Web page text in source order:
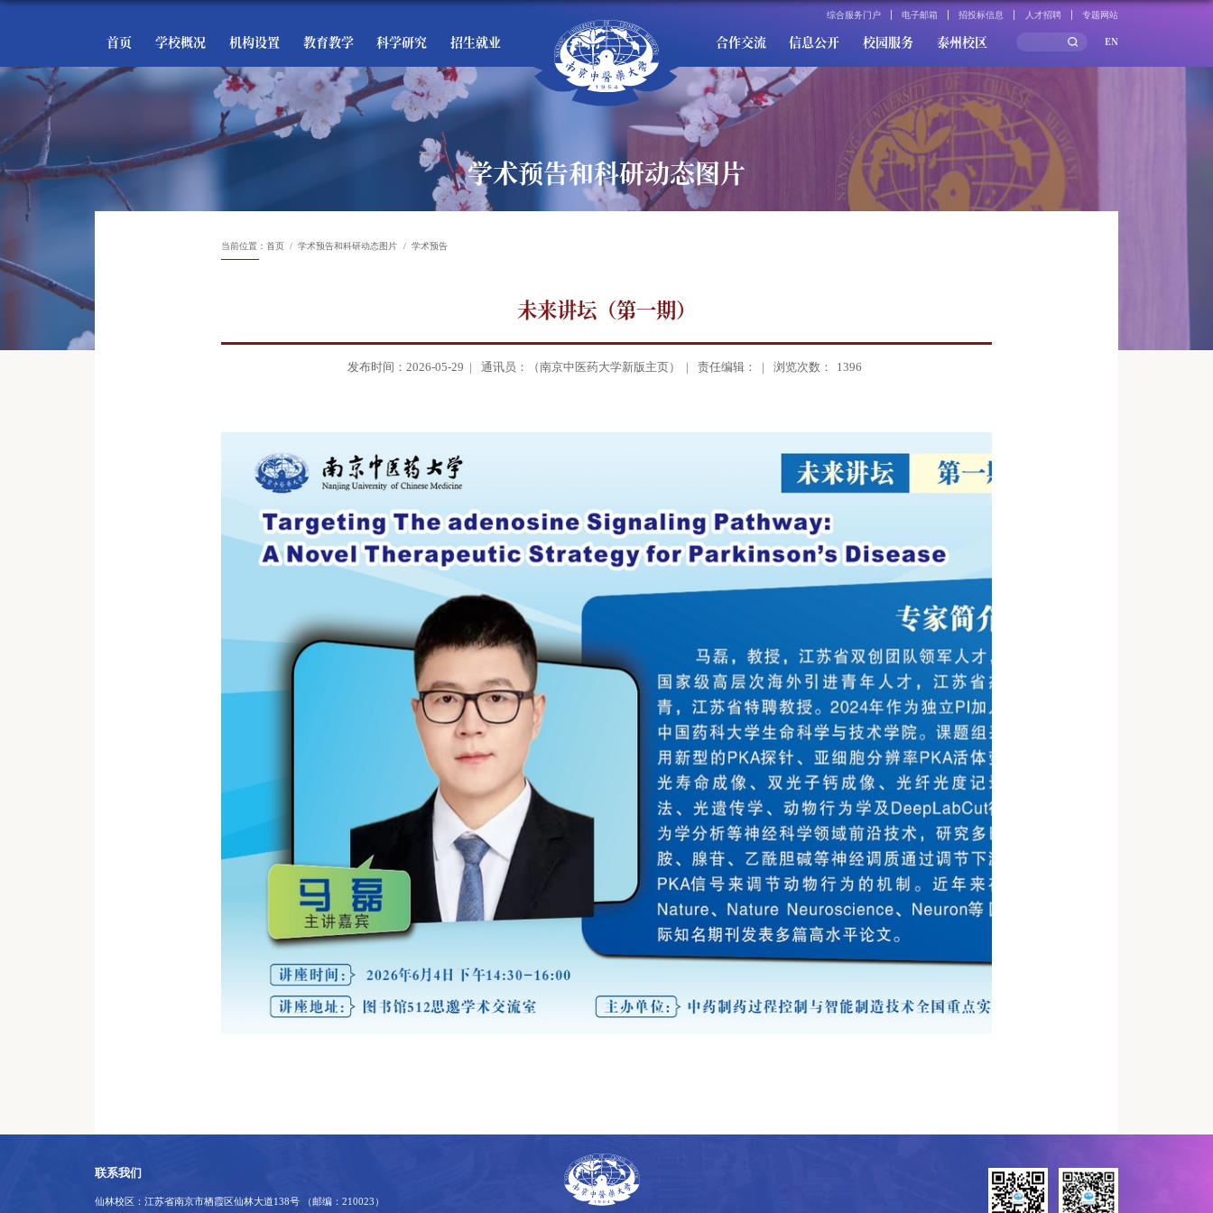
综合服务门户 电子邮箱 招投标信息 人才招聘 专题网站
首页 学校概况 机构设置 教育教学 科学研究 招生就业 合作交流 信息公开 校园服务 泰州校区 EN
学术预告和科研动态图片
当前位置： 首页 学术预告和科研动态图片 学术预告
未来讲坛（第一期）
发布时间：2026-05-29 | 通讯员：（南京中医药大学新版主页） | 责任编辑： | 浏览次数： 1396
联系我们
仙林校区：江苏省南京市栖霞区仙林大道138号 （邮编：210023）